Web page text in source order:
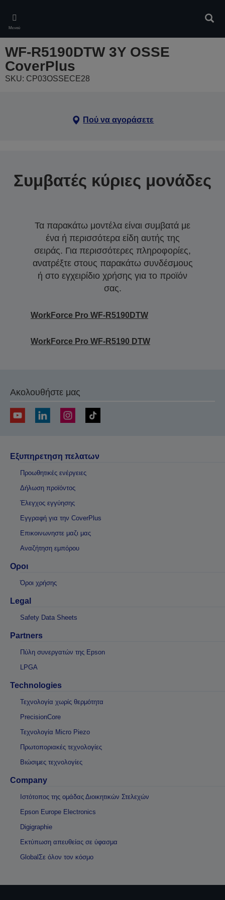
main
content
Μενού
WF-R5190DTW 3Y OSSE
CoverPlus
SKU: CP03OSSECE28
Πού να αγοράσετε
Συμβατές κύριες μονάδες
Τα παρακάτω μοντέλα είναι συμβατά με
ένα ή περισσότερα είδη αυτής της
σειράς. Για περισσότερες πληροφορίες,
ανατρέξτε στους παρακάτω συνδέσμους
ή στο εγχειρίδιο χρήσης για το προϊόν
σας.
WorkForce Pro WF-R5190DTW
WorkForce Pro WF-R5190 DTW
Ακολουθήστε μας
Εξυπηρετηση πελατων
Προωθητικές ενέργειες
Δήλωση προϊόντος
Έλεγχος εγγύησης
Εγγραφή για την CoverPlus
Επικοινωνηστε μαζι μας
Αναζήτηση εμπόρου
Οροι
Όροι χρήσης
Legal
Safety Data Sheets
Partners
Πύλη συνεργατών της Epson
LPGA
Technologies
Τεχνολογία χωρίς θερμότητα
PrecisionCore
Τεχνολογία Micro Piezo
Πρωτοποριακές τεχνολογίες
Βιώσιμες τεχνολογίες
Company
Ιστότοπος της ομάδας Διοικητικών Στελεχών
Epson Europe Electronics
Digigraphie
Εκτύπωση απευθείας σε ύφασμα
GlobalΣε όλον τον κόσμο